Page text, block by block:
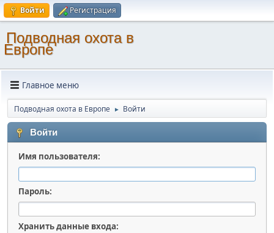
Войти Регистрация
Подводная охота в
Европе
Главное меню
Подводная охота в Европе ► Войти
Войти
Имя пользователя:
Пароль:
Хранить данные входа: